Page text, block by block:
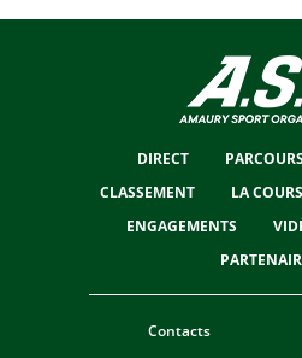
DIRECT
CLASSEMENT
LA
ENGAGEMENTS
Contacts